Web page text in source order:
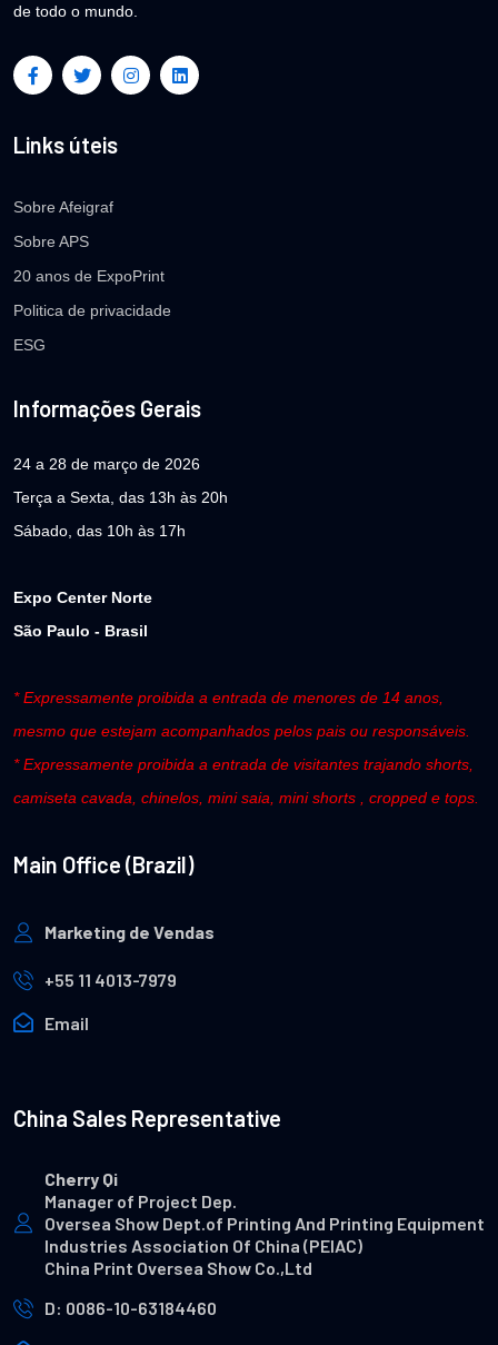
de todo o mundo.
Links úteis
Sobre Afeigraf
Sobre APS
20 anos de ExpoPrint
Politica de privacidade
ESG
Informações Gerais
24 a 28 de março de 2026
Terça a Sexta, das 13h às 20h
Sábado, das 10h às 17h
Expo Center Norte
São Paulo - Brasil
* Expressamente proibida a entrada de menores de 14 anos,
mesmo que estejam acompanhados pelos pais ou responsáveis.
* Expressamente proibida a entrada de visitantes trajando shorts,
camiseta cavada, chinelos, mini saia, mini shorts , cropped e tops.
Main Office (Brazil)
Marketing de Vendas
+55 11 4013-7979
Email
China Sales Representative
Cherry Qi
Manager of Project Dep.
Oversea Show Dept.of Printing And Printing Equipment
Industries Association Of China (PEIAC)
China Print Oversea Show Co.,Ltd
D: 0086-10-63184460